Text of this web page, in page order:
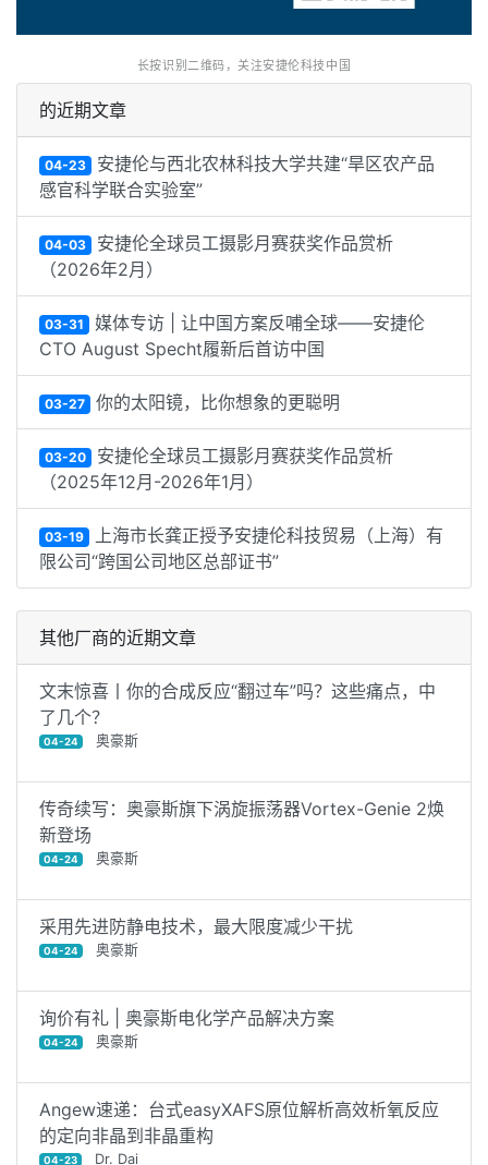
长按识别二维码，关注安捷伦科技中国
的近期文章
04-23 安捷伦与西北农林科技大学共建“旱区农产品
感官科学联合实验室”
04-03 安捷伦全球员工摄影月赛获奖作品赏析
（2026年2月）
03-31 媒体专访 | 让中国方案反哺全球——安捷伦
CTO August Specht履新后首访中国
03-27 你的太阳镜，比你想象的更聪明
03-20 安捷伦全球员工摄影月赛获奖作品赏析
（2025年12月-2026年1月）
03-19 上海市长龚正授予安捷伦科技贸易（上海）有
限公司“跨国公司地区总部证书”
其他厂商的近期文章
文末惊喜丨你的合成反应“翻过车”吗？这些痛点，中
了几个？
04-24 奥豪斯
传奇续写：奥豪斯旗下涡旋振荡器Vortex-Genie 2焕
新登场
04-24 奥豪斯
采用先进防静电技术，最大限度减少干扰
04-24 奥豪斯
询价有礼 | 奥豪斯电化学产品解决方案
04-24 奥豪斯
Angew速递：台式easyXAFS原位解析高效析氧反应
的定向非晶到非晶重构
04-23 Dr. Dai